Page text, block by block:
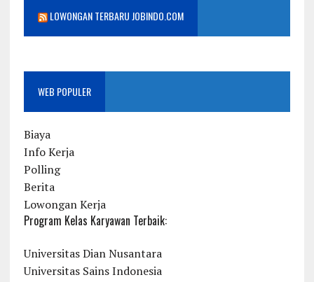
LOWONGAN TERBARU JOBINDO.COM
WEB POPULER
Biaya
Info Kerja
Polling
Berita
Lowongan Kerja
Program Kelas Karyawan Terbaik:
Universitas Dian Nusantara
Universitas Sains Indonesia